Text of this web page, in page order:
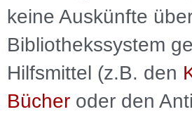
keine Auskünfte
Bibliothekssystem
Hilfsmittel (z.B. den
Bücher oder den